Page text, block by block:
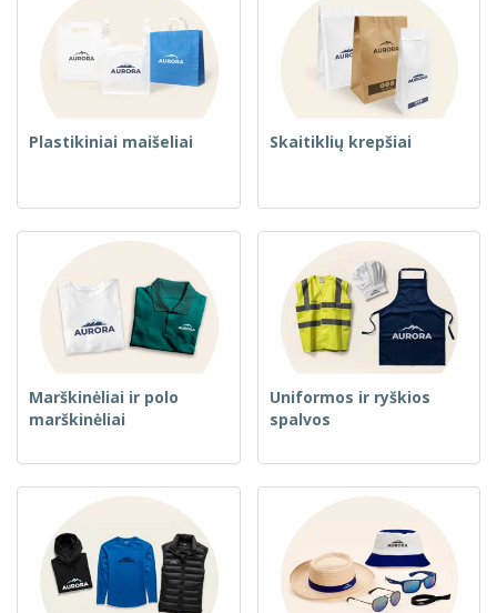
Plastikiniai maišeliai Skaitiklių krepšiai
Marškinėliai ir polo
marškinėliai
Uniformos ir ryškios
spalvos